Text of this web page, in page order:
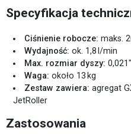
Specyfikacja
Ciśnienie robocze: maks.
Wydajność: ok. 1,8 l/min
Max. rozmiar dyszy: 0,021″
Waga: około 13 kg
Zestaw zawiera: agregat
JetRoller
Zastosowania